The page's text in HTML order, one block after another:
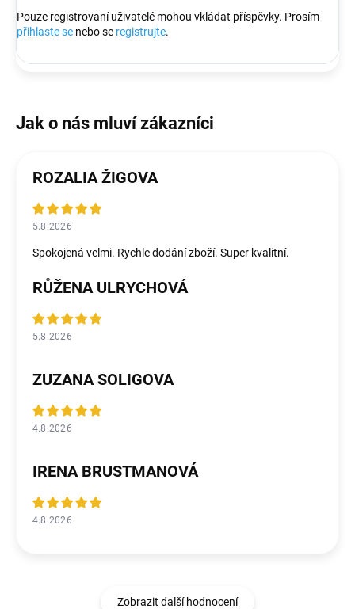
Pouze registrovaní uživatelé mohou vkládat příspěvky. Prosím
přihlaste se nebo se registrujte.
ROZALIA ŽIGOVA
5.8.2026
Spokojená velmi. Rychle dodání zboží. Super kvalitní.
RŮŽENA ULRYCHOVÁ
5.8.2026
ZUZANA SOLIGOVA
4.8.2026
IRENA BRUSTMANOVÁ
4.8.2026
Zobrazit další hodnocení